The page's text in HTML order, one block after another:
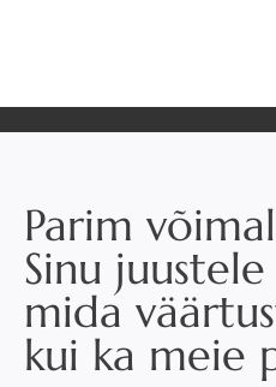
Parim
Sinu
mida
kui ka meie